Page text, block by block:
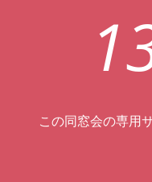
この同窓会の専用